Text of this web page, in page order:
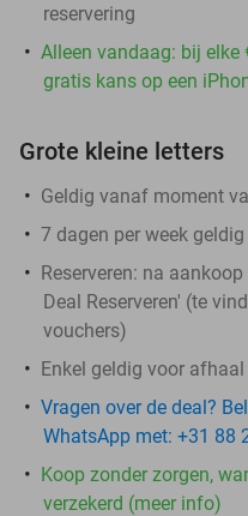
reservering
Alleen vandaag: bij elke
gratis kans op een
Grote kleine letters
Geldig vanaf moment
7 dagen per week geldig
Reserveren: na aankoop
Deal Reserveren' (te
vouchers)
Enkel geldig voor afhaal
Vragen over de deal?
WhatsApp met: +31 88
Koop zonder zorgen,
verzekerd (meer info)